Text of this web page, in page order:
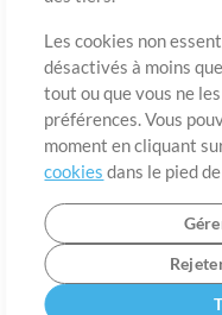
Les cookies non
désactivés à moins
tout ou que vous ne
préférences. Vous
moment en cliquant
cookies dans le pied
Pays
Étât